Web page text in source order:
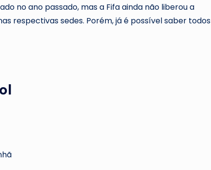
no ano passado, mas a Fifa ainda não liberou a
respectivas sedes. Porém, já é possível saber todos